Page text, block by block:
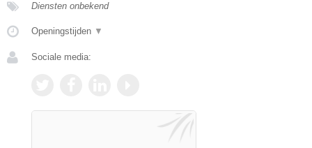
Diensten onbekend
Openingstijden ▼
Sociale media: